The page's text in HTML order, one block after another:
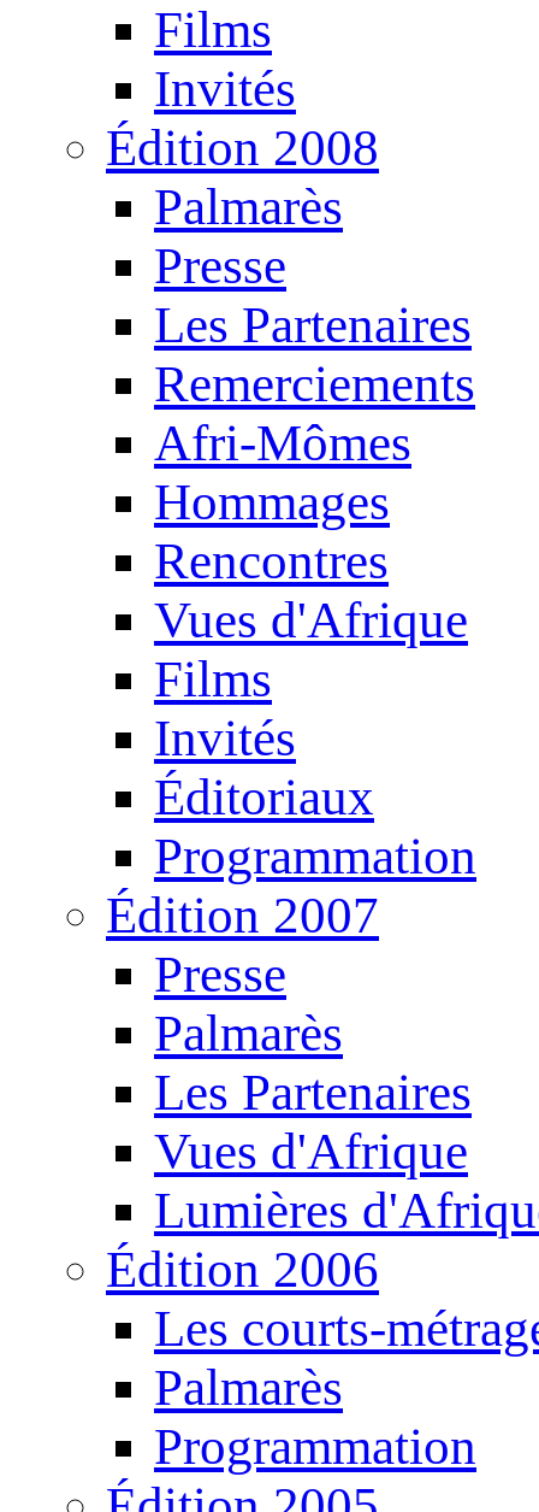
Films
Invités
Édition 2008
Palmarès
Presse
Les Partenaires
Remerciements
Afri-Mômes
Hommages
Rencontres
Vues d'Afrique
Films
Invités
Éditoriaux
Programmation
Édition 2007
Presse
Palmarès
Les Partenaires
Vues d'Afrique
Lumières
Édition 2006
Les courts-
Palmarès
Programmation